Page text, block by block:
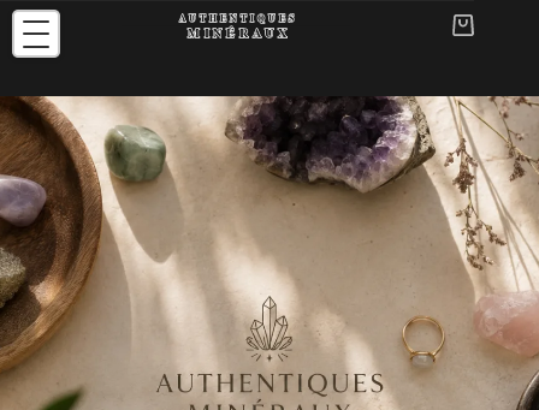
Bijoux en Pierres Naturelles – Boutique Lithôthérapie Aix-en-Provence